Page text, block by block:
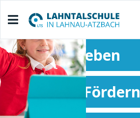
Lernen & Leben
Fordern & Fördern